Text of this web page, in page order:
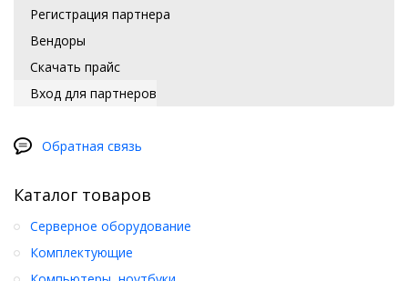
Регистрация партнера
Вендоры
Скачать прайс
Вход для партнеров
Обратная связь
Каталог товаров
Серверное оборудование
Комплектующие